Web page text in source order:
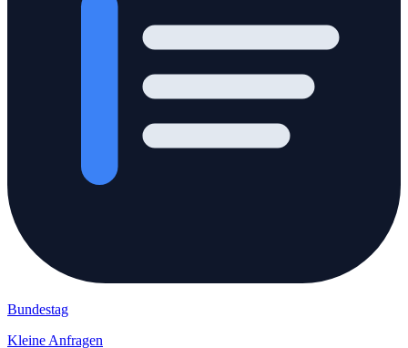
Bundestag
Kleine Anfragen